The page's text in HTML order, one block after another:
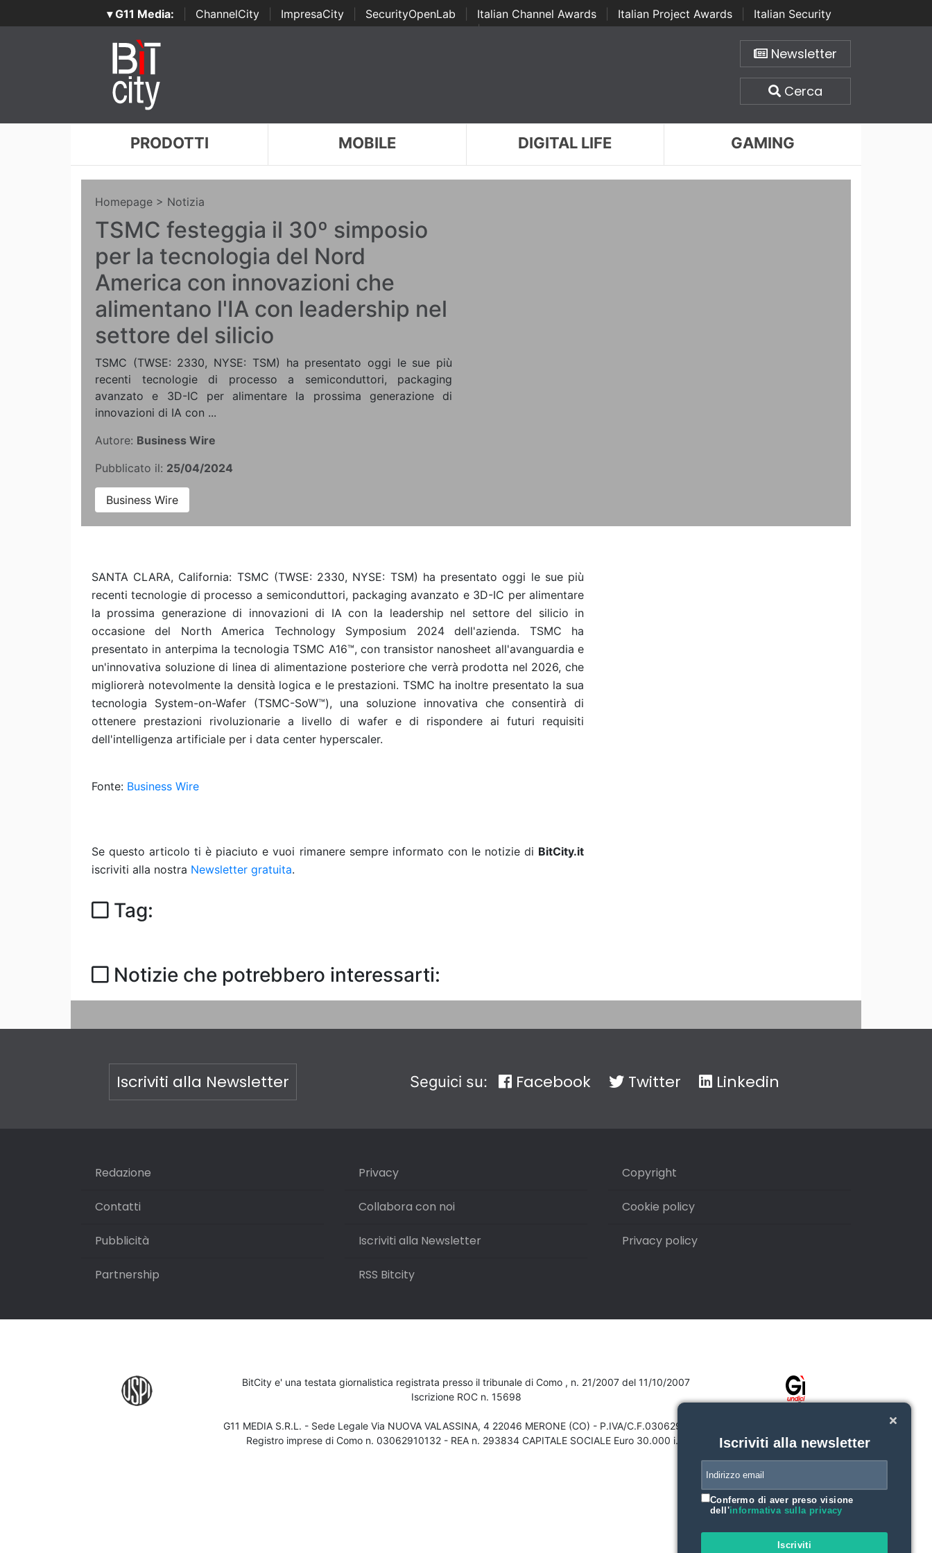
▾ G11 Media: ChannelCity ImpresaCity SecurityOpenLab Italian Channel Awards Italian Project Awards
Italian Security
Awards | ...
Newsletter
Cerca
PRODOTTI MOBILE DIGITAL LIFE GAMING
Homepage > Notizia
TSMC festeggia il 30º simposio
per la tecnologia del Nord
America con innovazioni che
alimentano l'IA con leadership nel
settore del silicio
TSMC (TWSE: 2330, NYSE: TSM) ha presentato oggi le sue più
recenti tecnologie di processo a semiconduttori, packaging
avanzato e 3D-IC per alimentare la prossima generazione di
innovazioni di IA con ...
Autore: Business Wire
Pubblicato il: 25/04/2024
Business Wire
SANTA CLARA, California: TSMC (TWSE: 2330, NYSE: TSM) ha presentato oggi le sue più
recenti tecnologie di processo a semiconduttori, packaging avanzato e 3D-IC per alimentare
la prossima generazione di innovazioni di IA con la leadership nel settore del silicio in
occasione del North America Technology Symposium 2024 dell'azienda. TSMC ha
presentato in anterpima la tecnologia TSMC A16™, con transistor nanosheet all'avanguardia e
un'innovativa soluzione di linea di alimentazione posteriore che verrà prodotta nel 2026, che
migliorerà notevolmente la densità logica e le prestazioni. TSMC ha inoltre presentato la sua
tecnologia System-on-Wafer (TSMC-SoW™), una soluzione innovativa che consentirà di
ottenere prestazioni rivoluzionarie a livello di wafer e di rispondere ai futuri requisiti
dell'intelligenza artificiale per i data center hyperscaler.
Fonte: Business Wire
Se questo articolo ti è piaciuto e vuoi rimanere sempre informato con le notizie di BitCity.it
iscriviti alla nostra Newsletter gratuita.
Tag:
Notizie che potrebbero interessarti:
Iscriviti alla Newsletter Seguici su: Facebook Twitter Linkedin
Redazione
Contatti
Pubblicità
Partnership
Privacy
Collabora con noi
Iscriviti alla Newsletter
RSS Bitcity
Copyright
Cookie policy
Privacy policy
BitCity e' una testata giornalistica registrata presso il tribunale di Como , n. 21/2007 del 11/10/2007
Iscrizione ROC n. 15698
G11 MEDIA S.R.L. - Sede Legale Via NUOVA VALASSINA, 4 22046 MERONE (CO) - P.IVA/C.F.03062910132
Registro imprese di Como n. 03062910132 - REA n. 293834 CAPITALE SOCIALE Euro 30.000 i.v.
Iscriviti alla newsletter
Confermo di aver preso visione
dell'informativa sulla privacy
Iscriviti